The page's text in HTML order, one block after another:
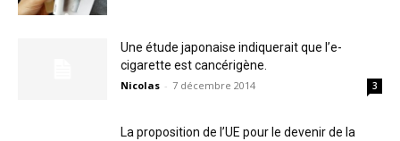
Une étude japonaise indiquerait que l’e-
cigarette est cancérigène.
Nicolas - 7 décembre 2014 3
La proposition de l’UE pour le devenir de la